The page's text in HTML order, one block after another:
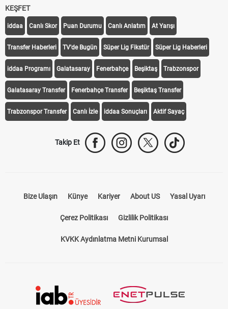
KEŞFET
iddaa Canlı Skor Puan Durumu Canlı Anlatım At Yarışı
Transfer Haberleri TV'de Bugün Süper Lig Fikstür Süper Lig Haberleri
iddaa Programı Galatasaray Fenerbahçe Beşiktaş Trabzonspor
Galatasaray Transfer Fenerbahçe Transfer Beşiktaş Transfer
Trabzonspor Transfer Canlı İzle iddaa Sonuçları Aktif Sayaç